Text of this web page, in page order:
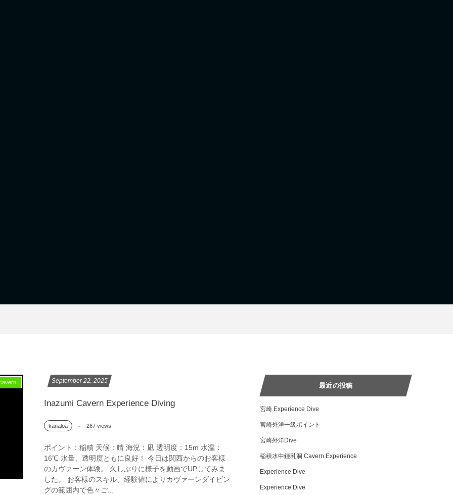
September 22,2025
Inazumi Cavern Experience Diving
kanaloa 267 views
ポイント：稲積 天候：晴 海況：凪 透明度：15m 水温：
16℃ 水量、透明度ともに良好！ 今日は関西からのお客様
のカヴァーン体験。 久しぶりに様子を動画でUPしてみま
した。 お客様のスキル、経験値によりカヴァーンダイビン
グの範囲内で色々ご...
最近の投稿
宮崎 Experience Dive
宮崎外洋一級ポイント
宮崎外洋Dive
稲積水中鍾乳洞 Cavern Experience
Experience Dive
Experience Dive